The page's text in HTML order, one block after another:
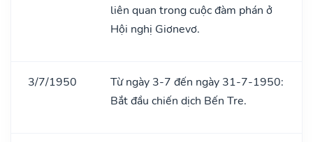
liên quan trong cuộc đàm phán ở
Hội nghị Giơnevơ.
3/7/1950
Từ ngày 3-7 đến ngày 31-7-1950:
Bắt đầu chiến dịch Bến Tre.